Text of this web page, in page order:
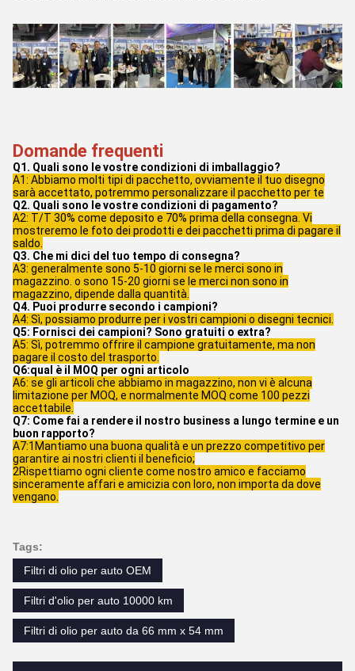
Domande frequenti
Q1. Quali sono le vostre condizioni di imballaggio?
A1: Abbiamo molti tipi di pacchetto, ovviamente il tuo disegno
sarà accettato, potremmo personalizzare il pacchetto per te
Q2. Quali sono le vostre condizioni di pagamento?
A2: T/T 30% come deposito e 70% prima della consegna. Vi
mostreremo le foto dei prodotti e dei pacchetti prima di pagare il
saldo.
Q3. Che mi dici del tuo tempo di consegna?
A3: generalmente sono 5-10 giorni se le merci sono in
magazzino. o sono 15-20 giorni se le merci non sono in
magazzino, dipende dalla quantità.
Q4. Puoi produrre secondo i campioni?
A4: Sì, possiamo produrre per i vostri campioni o disegni tecnici.
Q5: Fornisci dei campioni? Sono gratuiti o extra?
A5: Sì, potremmo offrire il campione gratuitamente, ma non
pagare il costo del trasporto.
Q6:qual è il MOQ per ogni articolo
A6: se gli articoli che abbiamo in magazzino, non vi è alcuna
limitazione per MOQ, e normalmente MOQ come 100 pezzi
accettabile.
Q7: Come fai a rendere il nostro business a lungo termine e un
buon rapporto?
A7:1Mantiamo una buona qualità e un prezzo competitivo per
garantire ai nostri clienti il beneficio;
2Rispettiamo ogni cliente come nostro amico e facciamo
sinceramente affari e amicizia con loro, non importa da dove
vengano.
Tags:
Filtri di olio per auto OEM
Filtri d'olio per auto 10000 km
Filtri di olio per auto da 66 mm x 54 mm